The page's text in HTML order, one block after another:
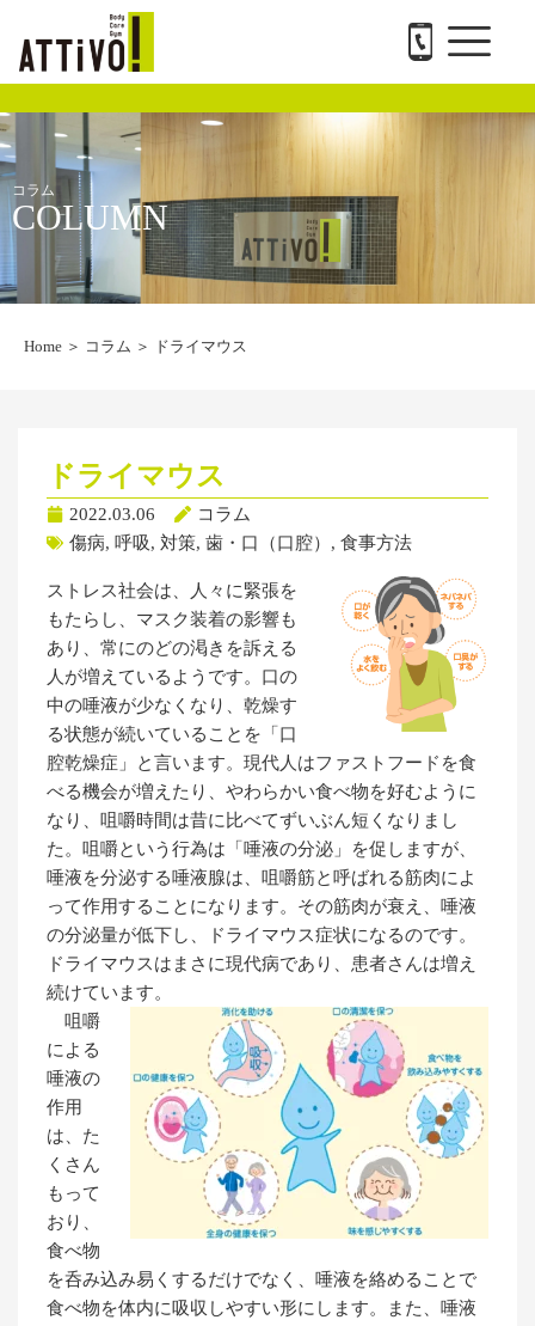
キ
ッ
プ
メ
ニ
ュ
ー
コラム
COLUMN
Home ＞ コラム ＞ ドライマウス
ドライマウス
2022.03.06
コラム
傷病, 呼吸, 対策, 歯・口（口腔） , 食事方法
ストレス社会は、人々に緊張を
もたらし、マスク装着の影響も
あり、常にのどの渇きを訴える
人が増えているようです。口の
中の唾液が少なくなり、乾燥す
る状態が続いていることを「口
腔乾燥症」と言います。現代人はファストフードを食
べる機会が増えたり、やわらかい食べ物を好むように
なり、咀嚼時間は昔に比べてずいぶん短くなりまし
た。咀嚼という行為は「唾液の分泌」を促しますが、
唾液を分泌する唾液腺は、咀嚼筋と呼ばれる筋肉によ
って作用することになります。その筋肉が衰え、唾液
の分泌量が低下し、ドライマウス症状になるのです。
ドライマウスはまさに現代病であり、患者さんは増え
続けています。
咀嚼
による
唾液の
作用
は、た
くさん
もって
おり、
食べ物
を呑み込み易くするだけでなく、唾液を絡めることで
食べ物を体内に吸収しやすい形にします。また、唾液